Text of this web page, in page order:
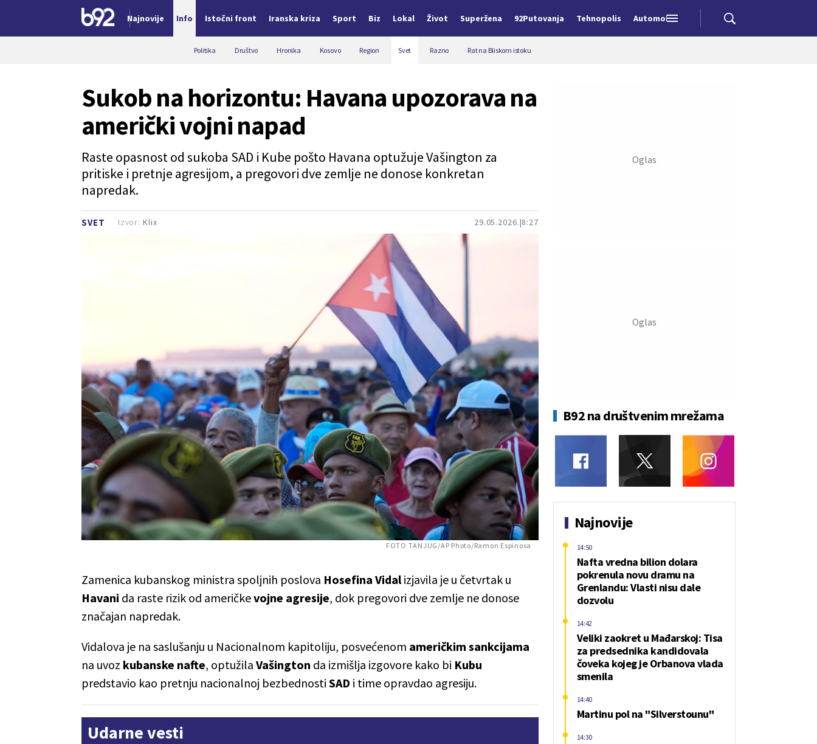
Najnovije Info Istočni front Iranska kriza Sport Biz Lokal Život Superžena 92Putovanja Tehnopolis Automobili
Politika Društvo Hronika Kosovo Region Svet Razno Rat na Bliskom istoku
SVET 29.05.2026. 8:27
Sukob na horizontu: Havana upozorava na
američki vojni napad
Raste opasnost od sukoba SAD i Kube pošto Havana optužuje Vašington za
pritiske i pretnje agresijom, a pregovori dve zemlje ne donose konkretan
napredak.
Izvor: Klix
FOTO TANJUG/AP Photo/Ramon Espinosa
Zamenica kubanskog ministra spoljnih poslova Hosefina Vidal izjavila je u četvrtak u
Havani da raste rizik od američkevojne agresije, dok pregovori dve zemlje ne donose
značajan napredak.
Vidalova je na saslušanju u Nacionalnom kapitoliju, posvećenom američkim sankcijama
na uvoz kubanske nafte, optužila Vašington da izmišlja izgovore kako bi Kubu
predstavio kao pretnju nacionalnoj bezbednosti SAD i time opravdao agresiju.
Udarne vesti
B92 na društvenim mrežama
Najnovije
Nafta vredna bilion dolara
pokrenula novu dramu na
Grenlandu: Vlasti nisu dale
dozvolu
14:50
Veliki zaokret u Mađarskoj: Tisa
za predsednika kandidovala
čoveka kojeg je Orbanova vlada
smenila
14:42
Martinu pol na "Silverstounu"
14:40
14:30